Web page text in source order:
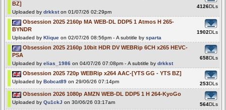
BZ]
Uploaded by drkkston 01/07/26 02:29pm
4126DLs
Obsession 2025 2160p MA WEB-DL DDP5 1 Atmos H 265-
BYNDR
Uploaded by Klique on 02/07/26 08:56pm - A subtitle by sparta
1902DLs
Obsession 2025 2160p 10bit HDR DV WEBRip 6CH x265 HEVC-
PSA
Uploaded by elias_1986 on 04/07/26 07:08pm - A subtitle by drkkst
658DLs
Obsession 2025 720p WEBRip x264 AAC-[YTS GG - YTS BZ]
Uploaded by Bobcat89 on 29/06/26 07:14pm 253DLs
Obsession 2026 1080p AMZN WEB-DL DDP5 1 H 264-KyoGo
Uploaded by Qu1ckJ on 30/06/26 03:17am 564DLs